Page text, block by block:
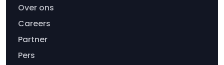
Over ons
Careers
Partner
Pers